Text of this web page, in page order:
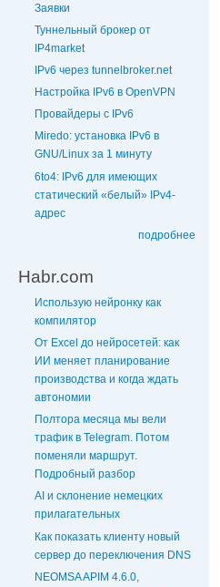
Заявки
Туннельный брокер от
IP4market
IPv6 через tunnelbroker.net
Настройка IPv6 в OpenVPN
Провайдеры с IPv6
Miredo: установка IPv6 в
GNU/Linux за 1 минуту
6to4: IPv6 для имеющих
статический «белый» IPv4-
адрес
подробнее
Habr.com
Использую нейронку как
компилятор
От Excel до нейросетей: как
ИИ меняет планирование
производства и когда ждать
автономии
Полтора месяца мы вели
трафик в Telegram. Потом
поменяли маршрут.
Подробный разбор
AI и склонение немецких
прилагательных
Как показать клиенту новый
сервер до переключения DNS
NEOMSA APIM 4.6.0,